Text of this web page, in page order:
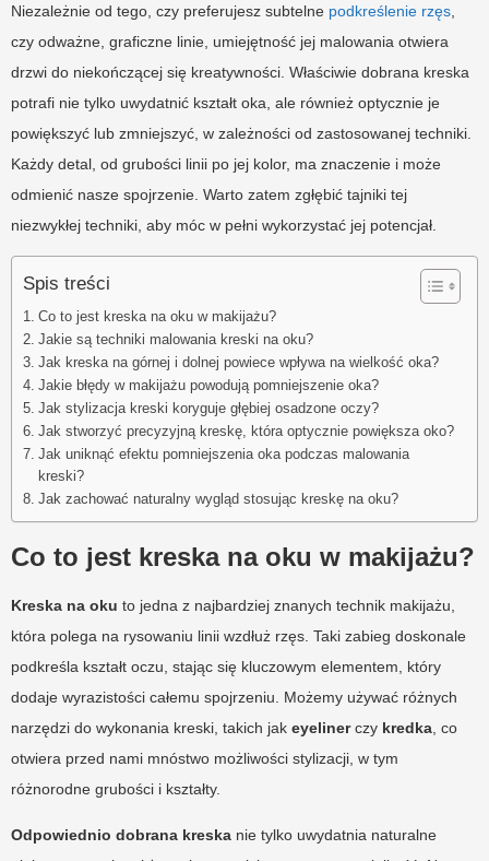
Niezależnie od tego, czy preferujesz subtelne podkreślenie rzęs
czy odważne, graficzne linie, umiejętność jej malowania otwiera
drzwi do niekończącej się kreatywności. Właściwie dobrana kreska
potrafi nie tylko uwydatnić kształt oka, ale również optycznie je
powiększyć lub zmniejszyć, w zależności od zastosowanej techniki.
Każdy detal, od grubości linii po jej kolor, ma znaczenie i może
odmienić nasze spojrzenie. Warto zatem zgłębić tajniki tej
niezwykłej techniki, aby móc w pełni wykorzystać jej potencjał.
Spis treści
Co to jest kreska na oku w makijażu?
Jakie są techniki malowania kreski na oku?
Jak kreska na górnej i dolnej powiece wpływa na wielkość oka?
Jakie błędy w makijażu powodują pomniejszenie oka?
Jak stylizacja kreski koryguje głębiej osadzone oczy?
Jak stworzyć precyzyjną kreskę, która optycznie powiększa oko?
Jak uniknąć efektu pomniejszenia oka podczas malowania
kreski?
Jak zachować naturalny wygląd stosując kreskę na oku?
Co to jest kreska na oku w makijażu?
Kreska na oku to jedna z najbardziej znanych technik makijażu,
która polega na rysowaniu linii wzdłuż rzęs. Taki zabieg doskonale
podkreśla kształt oczu, stając się kluczowym elementem, który
dodaje wyrazistości całemu spojrzeniu. Możemy używać różnych
narzędzi do wykonania kreski, takich jak eyelinerczy kredka , co
otwiera przed nami mnóstwo możliwości stylizacji, w tym
różnorodne grubości i kształty.
Odpowiednio dobrana kreska nie tylko uwydatnia naturalne